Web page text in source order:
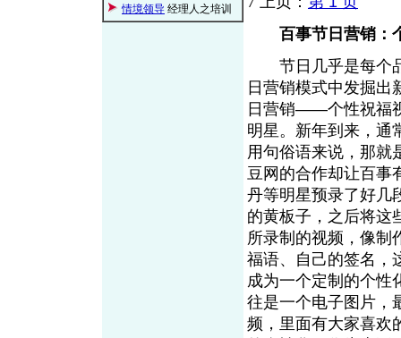
情境领导 经理人之培训
百事节日营销：
节日几乎是每个品
日营销模式中发掘出
日营销——个性祝福
明星。新年到来，通
用句俗语来说，那就
豆网的合作却让百
丹等明星预录了好几
的黄板子，之后将这
所录制的视频，像制
福语、自己的签名，
成为一个定制的个性
往是一个电子图片，
频，里面有大家喜欢